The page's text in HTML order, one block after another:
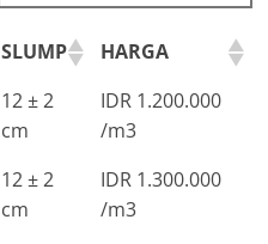
SLUMP
HARGA
12 ± 2
cm
IDR 1.200.000
/m3
12 ± 2
cm
IDR 1.300.000
/m3